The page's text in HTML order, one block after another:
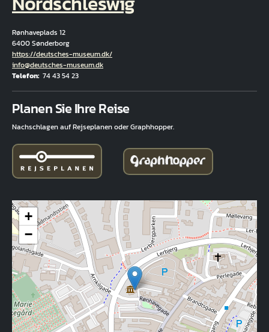
Rønhaveplads 12
6400 Sønderborg
Hjemmeside
https://deutsches-museum.dk/
E-Mail
info@deutsches-museum.dk
Telefon 74 43 54 23
Planen Sie Ihre Reise
Nachschlagen auf Rejseplanen oder Graphhopper.
+
−